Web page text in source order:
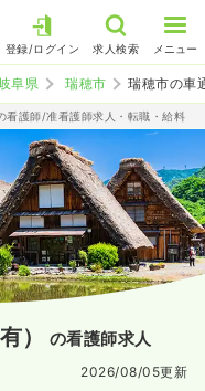
登録/ログイン 求人検索 メニュー
阜県 瑞穂市 瑞穂市の車
看護師/准看護師求人・転職・給料
） の看護師求人
2026/08/05更新